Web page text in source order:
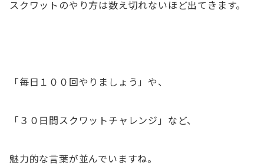
スクワットのやり方は数え切れないほど出てきます。
「毎日１００回やりましょう」や、
「３０日間スクワットチャレンジ」など、
魅力的な言葉が並んでいますね。